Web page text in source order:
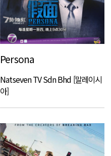
Persona
Natseven TV Sdn Bhd [말레이시
아]